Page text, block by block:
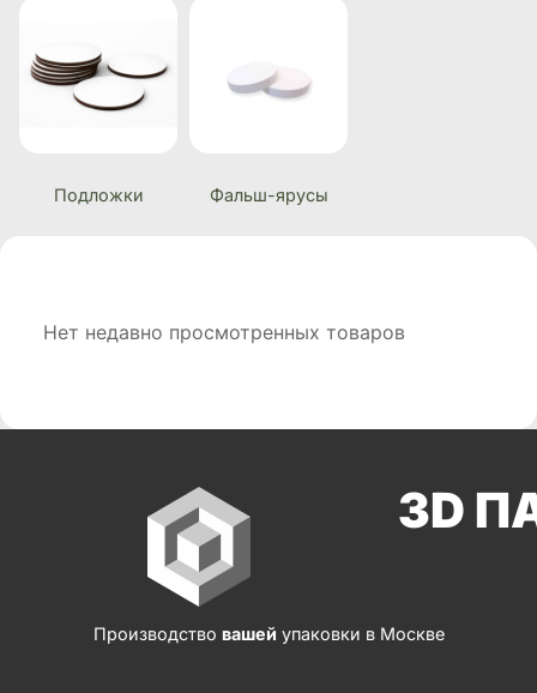
Подложки Фальш-ярусы
Нет недавно просмотренных товаров
3D
Производство вашей упаковки в Москве